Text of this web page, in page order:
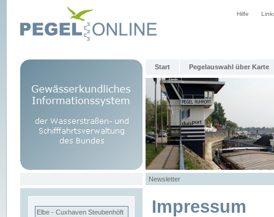
Hilfe
Start Pegelauswahl über Karte
Newsletter
Elbe - Cuxhaven Steubenhöft Impressum